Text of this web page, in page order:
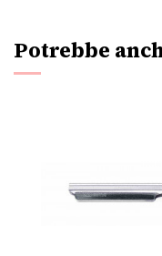
Potrebbe